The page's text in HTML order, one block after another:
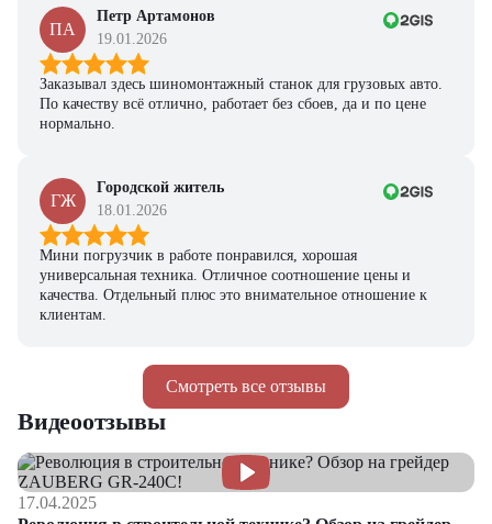
Смотреть все отзывы
ПА
Петр Артамонов
19.01.2026
Заказывал здесь шиномонтажный станок для грузовых авто.
По качеству всё отлично, работает без сбоев, да и по цене
нормально.
ГЖ
Городской житель
18.01.2026
Мини погрузчик в работе понравился, хорошая
универсальная техника. Отличное соотношение цены и
качества. Отдельный плюс это внимательное отношение к
клиентам.
Видеоотзывы
17.04.2025